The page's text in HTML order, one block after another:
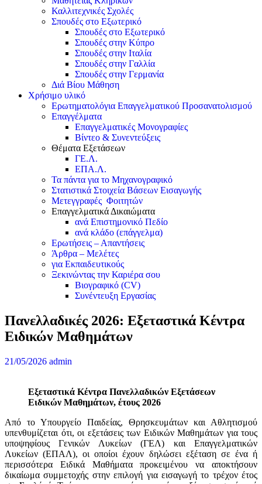
Καλλιτεχνικές Σχολές
Σπουδές στο Εξωτερικό
Σπουδές στο Εξωτερικό
Σπουδές στην Κύπρο
Σπουδές στην Ιταλία
Σπουδές στην Γαλλία
Σπουδές στην Γερμανία
Διά Βίου Μάθηση
Χρήσιμο υλικό
Ερωτηματολόγια Επαγγελματικού Προσανατολισμού
Επαγγέλματα
Επαγγελματικές Μονογραφίες
Βίντεο & Συνεντεύξεις
Θέματα Εξετάσεων
ΓΕ.Λ.
ΕΠΑ.Λ.
Τα πάντα για το Μηχανογραφικό
Στατιστικά Στοιχεία Βάσεων Εισαγωγής
Μετεγγραφές Φοιτητών
Επαγγελματικά Δικαιώματα
ανά Επιστημονικό Πεδίο
ανά κλάδο (επάγγελμα)
Ερωτήσεις – Απαντήσεις
Άρθρα – Μελέτες
για Εκπαιδευτικούς
Ξεκινώντας την Καριέρα σου
Βιογραφικό (CV)
Συνέντευξη Εργασίας
Πανελλαδικές 2026: Εξεταστικά Κέντρα
Ειδικών Μαθημάτων
21/05/2026 admin
Εξεταστικά Κέντρα Πανελλαδικών Εξετάσεων
Ειδικών Μαθημάτων, έτους 2026
Από το Υπουργείο Παιδείας, Θρησκευμάτων και Αθλητισμού
υπενθυμίζεται ότι, οι εξετάσεις των Eιδικών Μαθημάτων για τους
υποψηφίους Γενικών Λυκείων (ΓΕΛ) και Επαγγελματικών
Λυκείων (ΕΠΑΛ), οι οποίοι έχουν δηλώσει εξέταση σε ένα ή
περισσότερα Ειδικά Μαθήματα προκειμένου να αποκτήσουν
δικαίωμα συμμετοχής στην επιλογή για εισαγωγή το τρέχον έτος